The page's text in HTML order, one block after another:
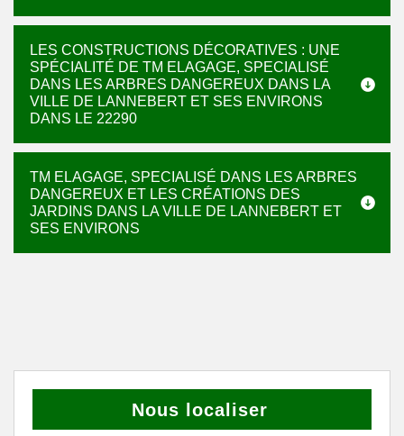
LES CONSTRUCTIONS DÉCORATIVES : UNE
SPÉCIALITÉ DE TM ELAGAGE, SPECIALISÉ
DANS LES ARBRES DANGEREUX DANS LA
VILLE DE LANNEBERT ET SES ENVIRONS
DANS LE 22290
TM ELAGAGE, SPECIALISÉ DANS LES ARBRES
DANGEREUX ET LES CRÉATIONS DES
JARDINS DANS LA VILLE DE LANNEBERT ET
SES ENVIRONS
Nous localiser